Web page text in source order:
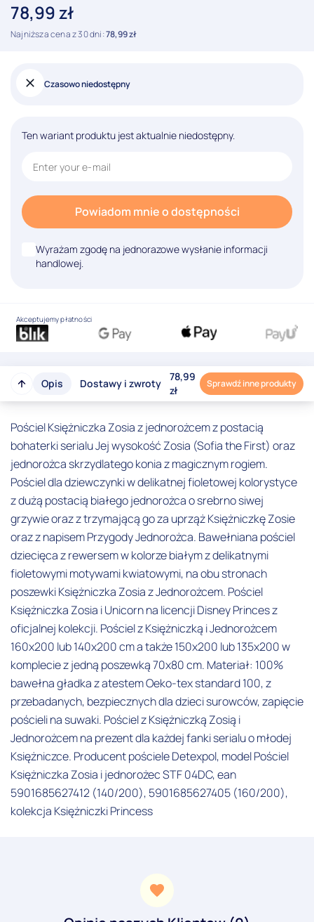
78,99zł
Najniższa cena z 30 dni:78,99zł
Czasowo niedostępny
Ten wariant produktu jest aktualnie niedostępny.
Powiadom mnie o dostępności
Wyrażam zgodę na jednorazowe wysłanie informacji
handlowej.
Akceptujemy płatności
Opis Dostawy i zwroty
78,99
zł
Sprawdź inne produkty
Pościel Księżniczka Zosia z jednorożcem z postacią
bohaterki serialu Jej wysokość Zosia (Sofia the First) oraz
jednorożca skrzydlatego konia z magicznym rogiem.
Pościel dla dziewczynki w delikatnej fioletowej kolorystyce
z dużą postacią białego jednorożca o srebrno siwej
grzywie oraz z trzymającą go za uprząż Księżniczkę Zosie
oraz z napisem Przygody Jednorożca. Bawełniana pościel
dziecięca z rewersem w kolorze białym z delikatnymi
fioletowymi motywami kwiatowymi, na obu stronach
poszewki Księżniczka Zosia z Jednorożcem. Pościel
Księżniczka Zosia i Unicorn na licencji Disney Princes z
oficjalnej kolekcji. Pościel z Księżniczką i Jednorożcem
160x200 lub 140x200 cm a także 150x200 lub 135x200 w
komplecie z jedną poszewką 70x80 cm. Materiał: 100%
bawełna gładka z atestem Oeko-tex standard 100, z
przebadanych, bezpiecznych dla dzieci surowców, zapięcie
pościeli na suwaki. Pościel z Księżniczką Zosią i
Jednorożcem na prezent dla każdej fanki serialu o młodej
Księżniczce. Producent pościele Detexpol, model Pościel
Księżniczka Zosia i jednorożec STF 04DC, ean
5901685627412 (140/200), 5901685627405 (160/200),
kolekcja Księżniczki Princess